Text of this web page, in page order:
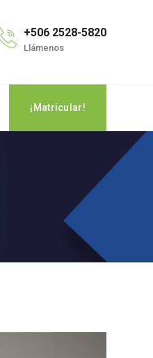
+506 2528-5820
Llámenos
¡Matricular!